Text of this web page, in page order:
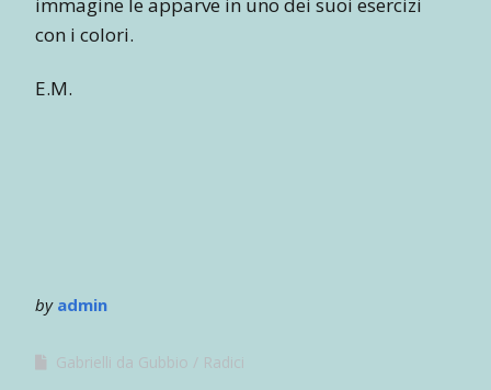
con i colori.
E.M.
by admin
Gabrielli da Gubbio
Radici